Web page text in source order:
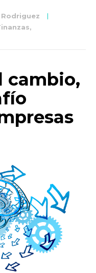
Rodriguez
,
cambio,